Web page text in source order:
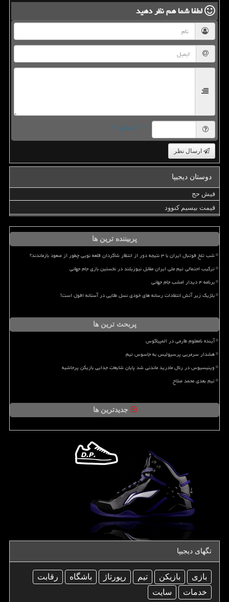
لطفا شما همنظر دهید
= ۲ بعلاوه ۱
ارسال نظر
دوستان دیجیپا
فیش حج
قیمت بیسیم کنوود
پربیننده ترین ها
شب تلخ فوتبال ایران با ۳ نتیجه دور از انتظار شاگردان قلعه نویی چطور از صعود بازماندند؟
ترکیب احتمالی تیم ملی ایران مقابل نیوزیلند در نخستین بازی جام جهانی
برنامه ۴ دیدار امشب جام جهانی
بلژیک زیر آتش انتقادات رسانه های خودی نسل طلایی در آستانه افول است!
پربحث ترین ها
آینده نامعلوم طارمی در المپیاکوس
هشدار سرمربی پرسپولیس به جاسوس تیم
وینیسیوس در رئال مادرید ماندنی شد پایان شایعات جدایی بازیکن پرحاشیه
تیم بعدی محمد صلاح
جدیدترین ها
تگهای دیجیپا
بازی بازیكن تیم رپورتاژ باشگاه
رقابت
خدمات
سایت